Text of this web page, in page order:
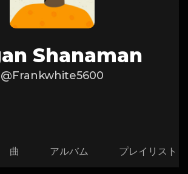
Shanaman
@Frankwhite5600
曲 アルバム プレイリスト